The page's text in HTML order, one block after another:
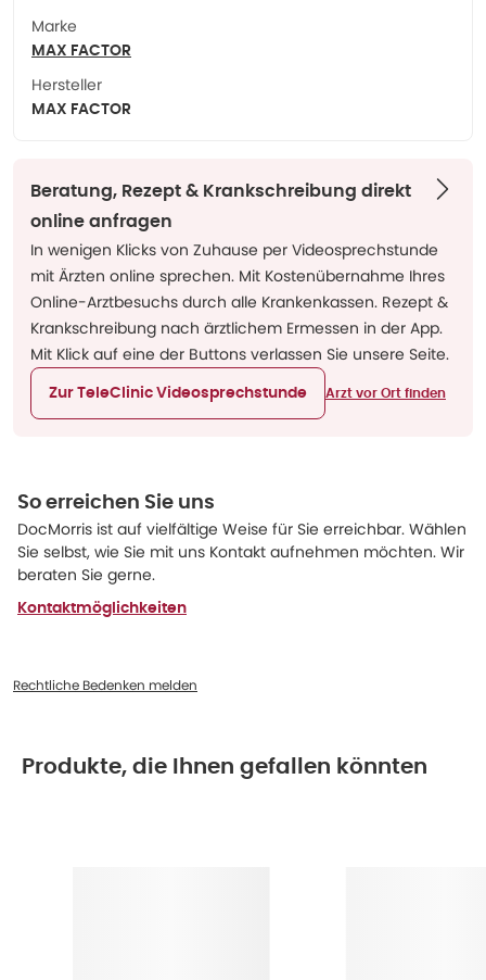
Marke
MAX FACTOR
Hersteller
MAX FACTOR
Beratung, Rezept & Krankschreibung direkt
online anfragen
In wenigen Klicks von Zuhause per Videosprechstunde
mit Ärzten online sprechen. Mit Kostenübernahme Ihres
Online-Arztbesuchs durch alle Krankenkassen. Rezept &
Krankschreibung nach ärztlichem Ermessen in der App.
Mit Klick auf eine der Buttons verlassen Sie unsere Seite.
Zur TeleClinic Videosprechstunde Arzt vor Ort finden
So erreichen Sie uns
DocMorris ist auf vielfältige Weise für Sie erreichbar. Wählen
Sie selbst, wie Sie mit uns Kontakt aufnehmen möchten. Wir
beraten Sie gerne.
Kontaktmöglichkeiten
Rechtliche Bedenken melden
Produkte, die Ihnen gefallen könnten